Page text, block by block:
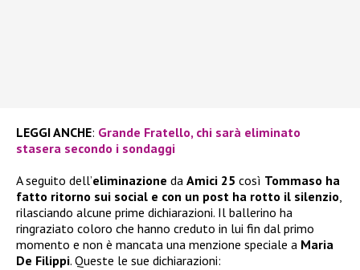
LEGGI ANCHE: Grande Fratello, chi sarà eliminato
stasera secondo i sondaggi
A seguito dell’eliminazione da Amici 25 così Tommaso ha
fatto ritorno sui social e con un post ha rotto il silenzio,
rilasciando alcune prime dichiarazioni. Il ballerino ha
ringraziato coloro che hanno creduto in lui fin dal primo
momento e non è mancata una menzione speciale a Maria
De Filippi. Queste le sue dichiarazioni: